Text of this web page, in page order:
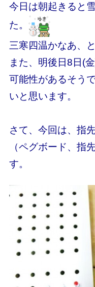
今日は朝起きると
た。
三寒四温かなあ、
また、明後日8日(
可能性があるそう
いと思います。
さて、今回は、指
（ペグボード、指
す。